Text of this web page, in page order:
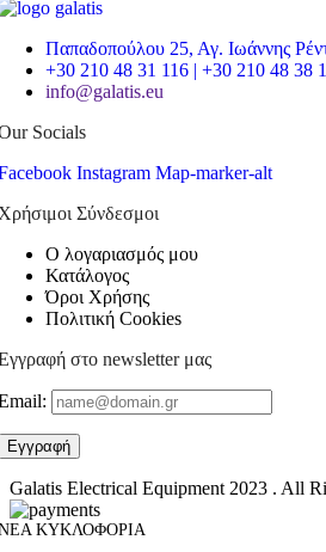
Παπαδοπούλου 25, Αγ. Ιωάννης
+30 210 48 31 116 | +30 210 48 38
info@galatis.eu
Socials
Instagram Map-marker-alt
Σύνδεσμοι
Ο λογαριασμός μου
Κατάλογος
Όροι Χρήσης
Πολιτική Cookies
στο newsletter μας
Galatis Electrical Equipment 2023 . All
ΚΥΚΛΟΦΟΡΙΑ